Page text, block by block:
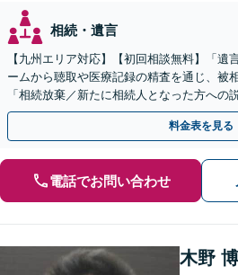
相続・遺言
【九州エリア対応】【初回相談無料】「遺
ームから聴取や医療記録の精査を通じ、被
「相続放棄／新たに相続人となった方への
応まで、きめ細やかにサポート」【休日・
料金表を見る
電話でお問い合わせ
木野